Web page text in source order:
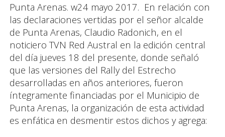
Punta Arenas. w24 mayo 2017. En relación con
las declaraciones vertidas por el señor alcalde
de Punta Arenas, Claudio Radonich, en el
noticiero TVN Red Austral en la edición central
del día jueves 18 del presente, donde señaló
que las versiones del Rally del Estrecho
desarrolladas en años anteriores, fueron
íntegramente financiadas por el Municipio de
Punta Arenas, la organización de esta actividad
es enfática en desmentir estos dichos y agrega: